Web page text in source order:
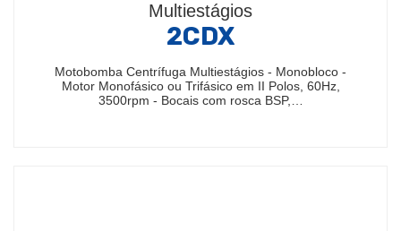
Multiestágios
2CDX
Motobomba Centrífuga Multiestágios - Monobloco -
Motor Monofásico ou Trifásico em II Polos, 60Hz,
3500rpm - Bocais com rosca BSP,…